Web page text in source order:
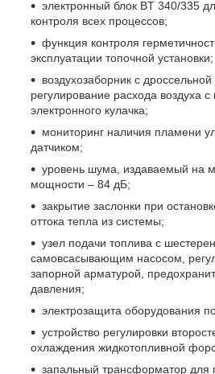
электронный блок BT 340/335
контроля всех процессов;
функция контроля
эксплуатации топочной установки;
воздухозаборник с дроссельной
регулирование расхода воздуха
электронного кулачка;
мониторинг наличия пламени
датчиком;
уровень шума, издаваемый на
мощности – 84 дБ;
закрытие заслонки при
оттока тепла из системы;
узел подачи топлива с
самовсасывающим насосом,
запорной арматурой,
давления;
электрозащита оборудования
устройство регулировки
охлаждения жидкотопливной
запальный трансформатор для